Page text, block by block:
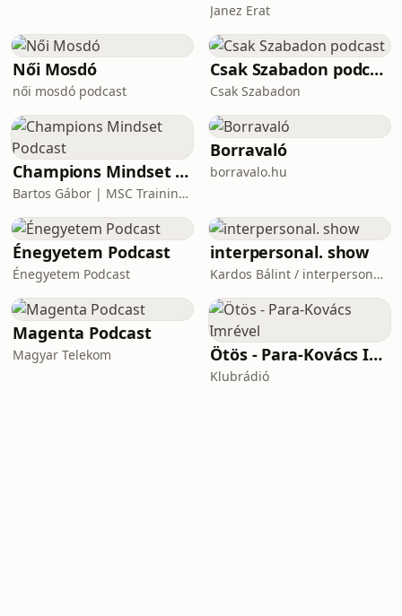
Janez Erat
Női Mosdó
női mosdó podcast
Csak Szabadon podcast
Csak Szabadon
Champions Mindset Podcast
Bartos Gábor | MSC Training Group
Borravaló
borravalo.hu
Énegyetem Podcast
Énegyetem Podcast
interpersonal. show
Kardos Bálint / interpersonal.host
Magenta Podcast
Magyar Telekom Ötös - Para-Kovács Imrével
Klubrádió